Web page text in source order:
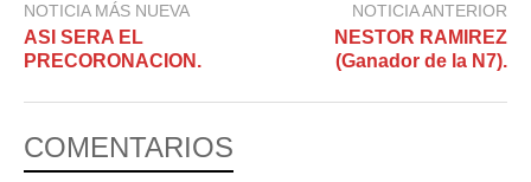
NOTICIA MÁS NUEVA
ASI SERA EL
PRECORONACION.
NOTICIA ANTERIOR
NESTOR RAMIREZ
(Ganador de la N7).
COMENTARIOS